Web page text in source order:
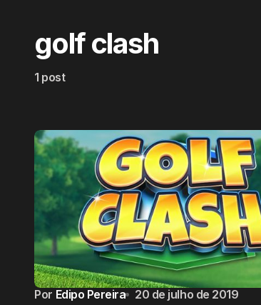
golf clash
1 post
Por Edipo Pereira 20 de julho de 2019